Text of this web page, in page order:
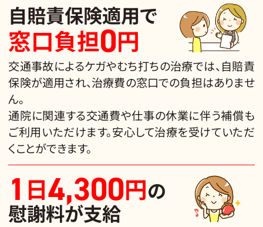
自賠責保険適用で
窓口負担0円
交通事故によるケガやむち打ちの治療では、自賠責
保険が適用され、治療費の窓口での負担はありませ
ん。
通院に関連する交通費や仕事の休業に伴う補償も
ご利用いただけます。安心して治療を受けていただ
くことができます。
1 日4,300円の
慰謝料が支給